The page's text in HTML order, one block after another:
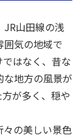
JR山田線の浅
囲気の地域で
はなく、昔な
地方の風景が
が多く、穏や
の美しい景色